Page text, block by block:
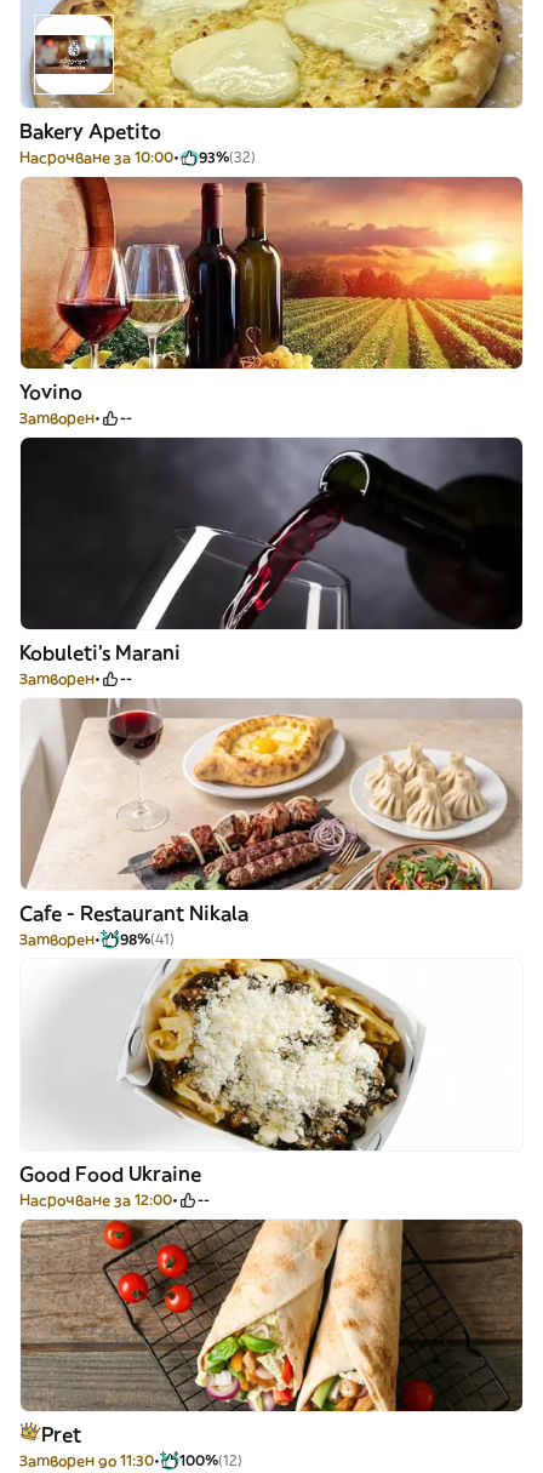
Bakery Apetito
Насрочване за 10:00 93%(32)
Yovino
Затворен --
Kobuleti's Marani
Затворен --
Cafe - Restaurant Nikala
Затворен 98%(41)
Good Food Ukraine
Насрочване за 12:00 --
Pret
Затворен до 11:30 100%(12)